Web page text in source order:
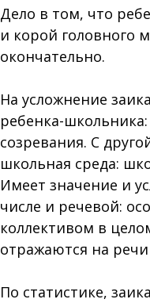
Дело в том, что
и корой головного
окончательно.
На усложнение
ребенка-
созревания. С
школьная среда:
Имеет значение и
числе и речевой:
коллективом в
отражаются на
По статистике,